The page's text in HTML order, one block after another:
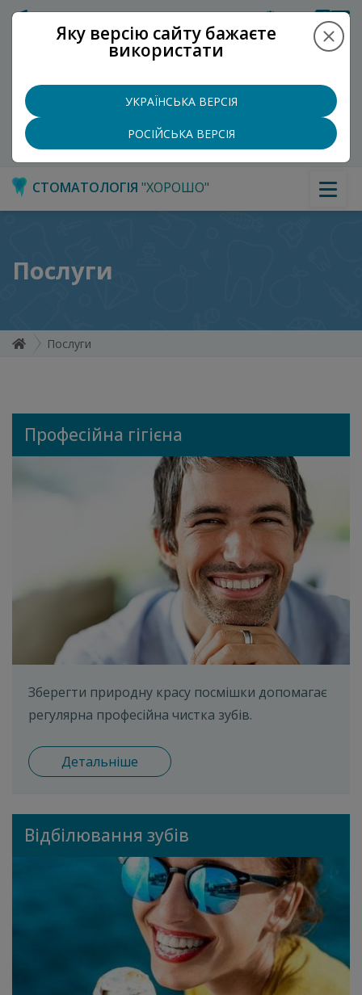
УкрРус
ХОРОШО
+38 (097) 965-5097
+ Записатися на прийом
СТОМАТОЛОГІЯ "ХОРОШО"
Послуги
Послуги
Професійна гігієна
Зберегти природну красу посмішки допомагає
регулярна професійна чистка зубів.
Детальніше
Відбілювання зубів
Яку версію сайту бажаєте
використати
УКРАЇНСЬКА ВЕРСІЯ
РОСІЙСЬКА ВЕРСІЯ